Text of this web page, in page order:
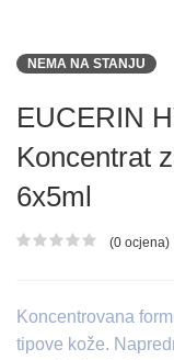
NEMA NA STANJU
EUCERIN
Koncentrat
6x5ml
Ocjena proizvoda
(0 ocjena)
Koncentrovana
tipove kože.